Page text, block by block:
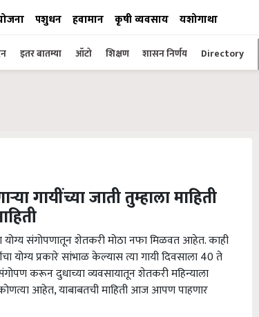
पशुधन हवामान कृषी व्यवसाय यशोगाथा
इतर बातम्या ऑटो शिक्षण शासन निर्णय Directory
गायींच्या जाती तुम्हाला माहिती
योग्य संगोपणातून शेतकरी मोठा नफा मिळवत आहेत. काही
योग्य प्रकारे सांभाळ केल्यास त्या गायी दिवसाला 40 ते
करून दुधाच्या व्यवसायातून शेतकरी महिन्याला
आहेत, याबाबतची माहिती आज आपण पाहणार